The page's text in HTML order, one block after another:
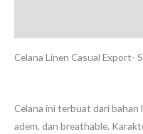
Celana Linen Casual Export-
Celana ini terbuat dari bahan
adem, dan breathable.